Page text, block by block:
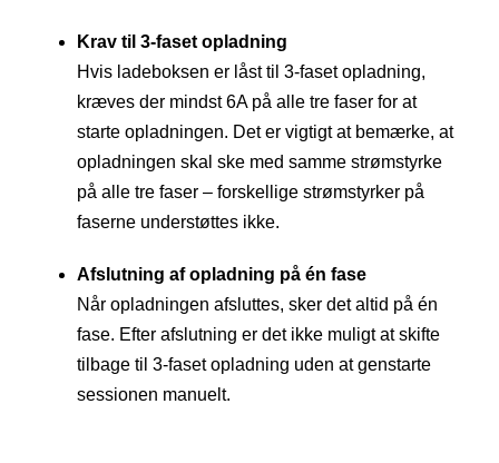
Krav til 3-faset opladning
Hvis ladeboksen er låst til 3-faset opladning,
kræves der mindst 6A på alle tre faser for at
starte opladningen. Det er vigtigt at bemærke, at
opladningen skal ske med samme strømstyrke
på alle tre faser – forskellige strømstyrker på
faserne understøttes ikke.
Afslutning af opladning på én fase
Når opladningen afsluttes, sker det altid på én
fase. Efter afslutning er det ikke muligt at skifte
tilbage til 3-faset opladning uden at genstarte
sessionen manuelt.